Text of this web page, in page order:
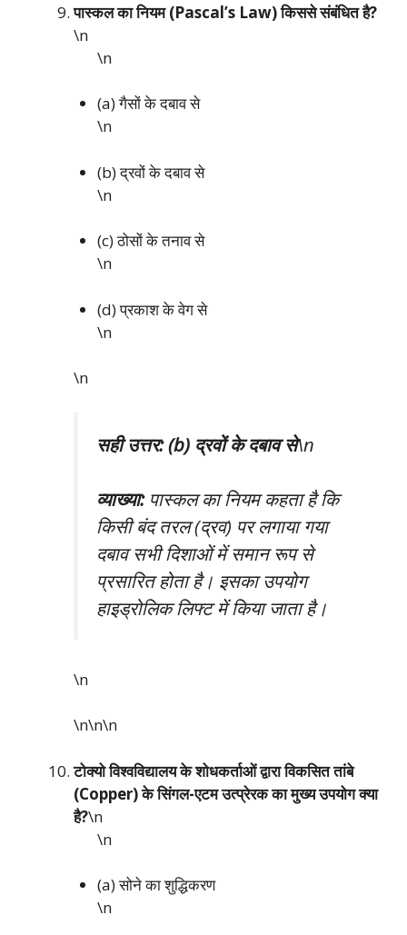
पास्कल का नियम (Pascal’s Law) किससे संबंधित है?
\n
\n
(a) गैसों के दबाव से
\n
(b) द्रवों के दबाव से
\n
(c) ठोसों के तनाव से
\n
(d) प्रकाश के वेग से
\n
\n
सही उत्तर: (b) द्रवों के दबाव से\n
व्याख्या:पास्कल का नियम कहता है कि
किसी बंद तरल (द्रव) पर लगाया गया
दबाव सभी दिशाओं में समान रूप से
प्रसारित होता है। इसका उपयोग
हाइड्रोलिक लिफ्ट में किया जाता है।
\n
\n\n\n
टोक्यो विश्वविद्यालय के शोधकर्ताओं द्वारा विकसित तांबे
(Copper) के सिंगल-एटम उत्प्रेरक का मुख्य उपयोग क्या
है?\n
\n
(a) सोने का शुद्धिकरण
\n